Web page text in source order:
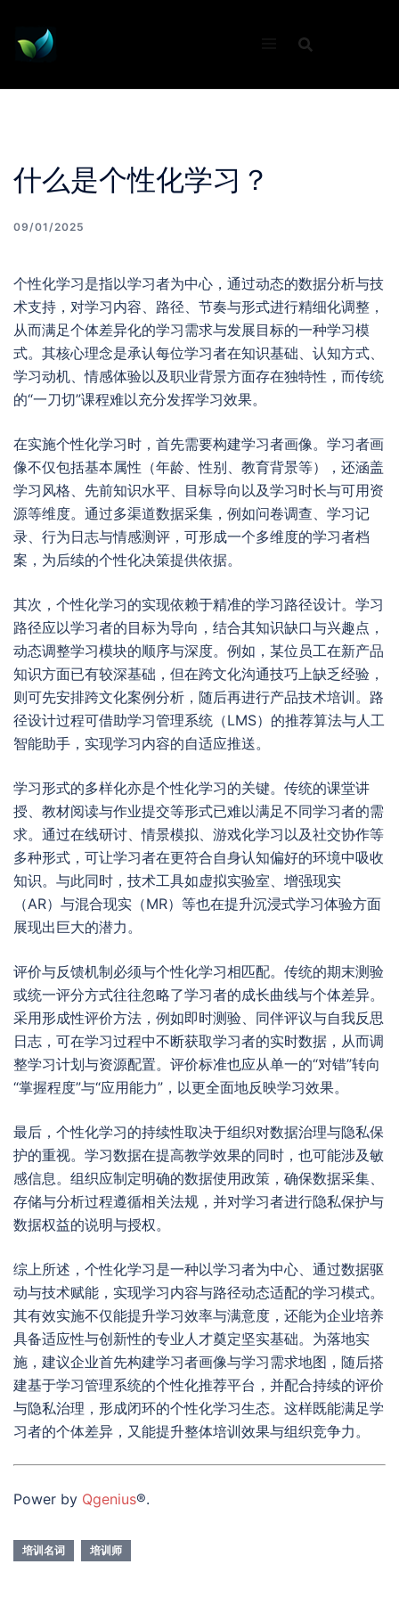
content
什么是个性化学习？
09/01/2025
个性化学习是指以学习者为中心，通过动态的数据分析与技
术支持，对学习内容、路径、节奏与形式进行精细化调整，
从而满足个体差异化的学习需求与发展目标的一种学习模
式。其核心理念是承认每位学习者在知识基础、认知方式、
学习动机、情感体验以及职业背景方面存在独特性，而传统
的“一刀切”课程难以充分发挥学习效果。
在实施个性化学习时，首先需要构建学习者画像。学习者画
像不仅包括基本属性（年龄、性别、教育背景等），还涵盖
学习风格、先前知识水平、目标导向以及学习时长与可用资
源等维度。通过多渠道数据采集，例如问卷调查、学习记
录、行为日志与情感测评，可形成一个多维度的学习者档
案，为后续的个性化决策提供依据。
其次，个性化学习的实现依赖于精准的学习路径设计。学习
路径应以学习者的目标为导向，结合其知识缺口与兴趣点，
动态调整学习模块的顺序与深度。例如，某位员工在新产品
知识方面已有较深基础，但在跨文化沟通技巧上缺乏经验，
则可先安排跨文化案例分析，随后再进行产品技术培训。路
径设计过程可借助学习管理系统（LMS）的推荐算法与人工
智能助手，实现学习内容的自适应推送。
学习形式的多样化亦是个性化学习的关键。传统的课堂讲
授、教材阅读与作业提交等形式已难以满足不同学习者的需
求。通过在线研讨、情景模拟、游戏化学习以及社交协作等
多种形式，可让学习者在更符合自身认知偏好的环境中吸收
知识。与此同时，技术工具如虚拟实验室、增强现实
（AR）与混合现实（MR）等也在提升沉浸式学习体验方面
展现出巨大的潜力。
评价与反馈机制必须与个性化学习相匹配。传统的期末测验
或统一评分方式往往忽略了学习者的成长曲线与个体差异。
采用形成性评价方法，例如即时测验、同伴评议与自我反思
日志，可在学习过程中不断获取学习者的实时数据，从而调
整学习计划与资源配置。评价标准也应从单一的“对错”转向
“掌握程度”与“应用能力”，以更全面地反映学习效果。
最后，个性化学习的持续性取决于组织对数据治理与隐私保
护的重视。学习数据在提高教学效果的同时，也可能涉及敏
感信息。组织应制定明确的数据使用政策，确保数据采集、
存储与分析过程遵循相关法规，并对学习者进行隐私保护与
数据权益的说明与授权。
综上所述，个性化学习是一种以学习者为中心、通过数据驱
动与技术赋能，实现学习内容与路径动态适配的学习模式。
其有效实施不仅能提升学习效率与满意度，还能为企业培养
具备适应性与创新性的专业人才奠定坚实基础。为落地实
施，建议企业首先构建学习者画像与学习需求地图，随后搭
建基于学习管理系统的个性化推荐平台，并配合持续的评价
与隐私治理，形成闭环的个性化学习生态。这样既能满足学
习者的个体差异，又能提升整体培训效果与组织竞争力。
Power by Qgenius®.
培训名词 培训师